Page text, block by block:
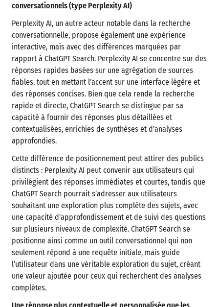
conversationnels (type Perplexity AI)
Perplexity AI, un autre acteur notable dans la recherche
conversationnelle, propose également une expérience
interactive, mais avec des différences marquées par
rapport à ChatGPT Search. Perplexity AI se concentre sur des
réponses rapides basées sur une agrégation de sources
fiables, tout en mettant l’accent sur une interface légère et
des réponses concises. Bien que cela rende la recherche
rapide et directe, ChatGPT Search se distingue par sa
capacité à fournir des réponses plus détaillées et
contextualisées, enrichies de synthèses et d’analyses
approfondies.
Cette différence de positionnement peut attirer des publics
distincts : Perplexity AI peut convenir aux utilisateurs qui
privilégient des réponses immédiates et courtes, tandis que
ChatGPT Search pourrait s’adresser aux utilisateurs
souhaitant une exploration plus complète des sujets, avec
une capacité d’approfondissement et de suivi des questions
sur plusieurs niveaux de complexité. ChatGPT Search se
positionne ainsi comme un outil conversationnel qui non
seulement répond à une requête initiale, mais guide
l’utilisateur dans une véritable exploration du sujet, créant
une valeur ajoutée pour ceux qui recherchent des analyses
complètes.